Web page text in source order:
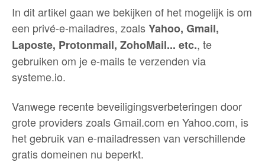
In dit artikel gaan we bekijken of het mogelijk is om
een privé-e-mailadres, zoalsYahoo, Gmail,
Laposte, Protonmail, ZohoMail... etc., te
gebruiken om je e-mails te verzenden via
systeme.io.
Vanwege recente beveiligingsverbeteringen door
grote providers zoals Gmail.com en Yahoo.com, is
het gebruik van e-mailadressen van verschillende
gratis domeinen nu beperkt.